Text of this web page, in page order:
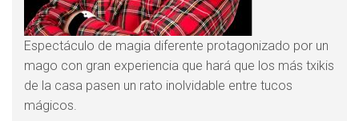
Espectáculo de magia diferente protagonizado por un
mago con gran experiencia que hará que los más txikis
de la casa pasen un rato inolvidable entre tucos
mágicos.